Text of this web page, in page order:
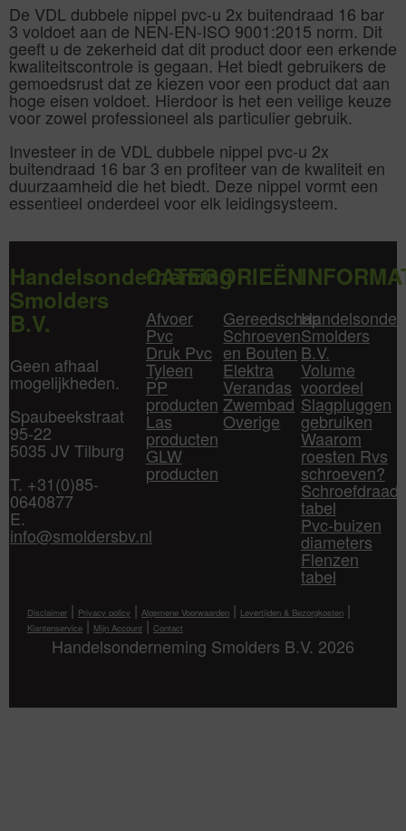
De VDL dubbele nippel pvc-u 2x buitendraad 16 bar
3 voldoet aan de NEN-EN-ISO 9001:2015 norm. Dit
geeft u de zekerheid dat dit product door een erkende
kwaliteitscontrole is gegaan. Het biedt gebruikers de
gemoedsrust dat ze kiezen voor een product dat aan
hoge eisen voldoet. Hierdoor is het een veilige keuze
voor zowel professioneel als particulier gebruik.
Investeer in de VDL dubbele nippel pvc-u 2x
buitendraad 16 bar 3 en profiteer van de kwaliteit en
duurzaamheid die het biedt. Deze nippel vormt een
essentieel onderdeel voor elk leidingsysteem.
Handelsonderneming
Smolders
B.V.
Geen afhaal
mogelijkheden.
Spaubeekstraat
95-22
5035 JV Tilburg
T. +31(0)85-
0640877
E.
info@smoldersbv.nl
CATEGORIEËN
Afvoer
Pvc
Druk Pvc
Tyleen
PP
producten
Las
producten
GLW
producten
Gereedschap
Schroeven
en Bouten
Elektra
Verandas
Zwembad
Overige
Smolders
B.V.
Volume
voordeel
Slagpluggen
gebruiken
Waarom
roesten Rvs
schroeven?
Schroefdraad
tabel
Pvc-buizen
diameters
Flenzen
tabel
Disclaimer | Privacy policy | Algemene Voorwaarden | Levertijden & Bezorgkosten |
Klantenservice | Mijn Account | Contact
Handelsonderneming Smolders B.V. 2026